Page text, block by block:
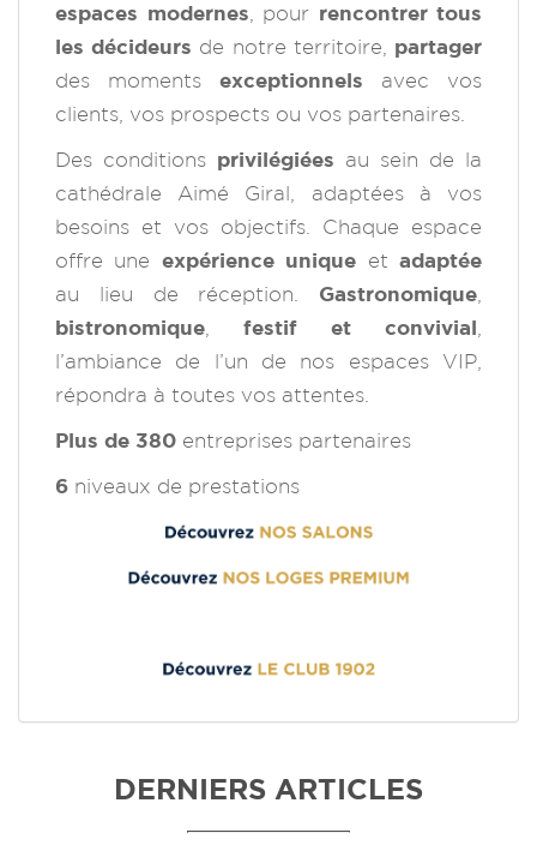
espaces modernes , pour rencontrer tous
les décideurs de notre territoire, partager
des moments exceptionnels avec vos
clients, vos prospects ou vos partenaires.
Des conditions privilégiées au sein de la
cathédrale Aimé Giral, adaptées à vos
besoins et vos objectifs. Chaque espace
offre une expérience unique etadaptée
au lieu de réception. Gastronomique
bistronomique
festif et convivial
l’ambiance de l’un de nos espaces VIP,
répondra à toutes vos attentes.
Plus de 380 entreprises partenaires
6 niveaux de prestations
DERNIERS ARTICLES